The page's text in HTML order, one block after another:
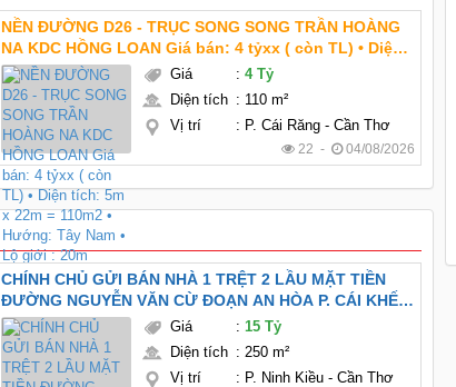
NỀN ĐƯỜNG D26 - TRỤC SONG SONG TRẦN HOÀNG
NA KDC HỒNG LOAN Giá bán: 4 tỷxx ( còn TL) • Diện
tích: 5m x 22m = 110m2 • Hướng: Tây Nam • Lộ giới :
20m
Giá :4 Tỷ
Diện tích : 110 m²
Vị trí
: P. Cái Răng - Cần Thơ
22 - 04/08/2026
CHÍNH CHỦ GỬI BÁN NHÀ 1 TRỆT 2 LẦU MẶT TIỀN
ĐƯỜNG NGUYỄN VĂN CỪ ĐOẠN AN HÒA P. CÁI KHẾ
TP. CÀN THƠ
Giá :15 Tỷ
Diện tích :250 m²
Vị trí
: P. Ninh Kiều - Cần Thơ